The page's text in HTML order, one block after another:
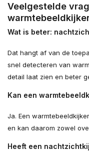
Veelgestelde
Wat is beter:
Dat hangt af van de
snel detecteren van
detail laat zien en beter
Kan een
Ja. Een
en kan daarom zowel
Heeft een